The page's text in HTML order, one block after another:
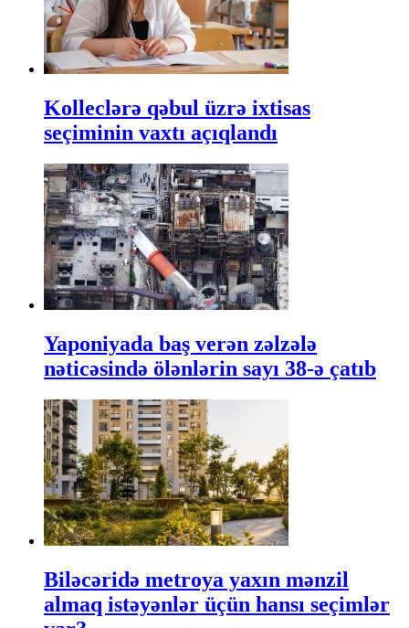
Kolleclərə qəbul üzrə ixtisas
seçiminin vaxtı açıqlandı
Yaponiyada baş verən zəlzələ
nəticəsində ölənlərin sayı 38-ə çatıb
Biləcəridə metroya yaxın mənzil
almaq istəyənlər üçün hansı seçimlər